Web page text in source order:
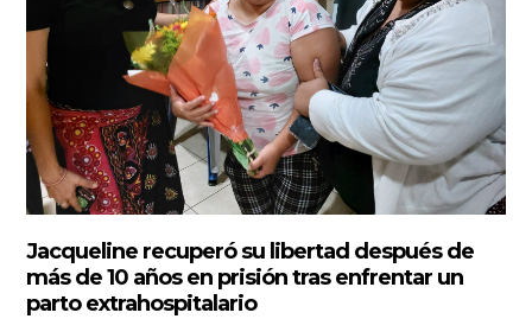
Jacqueline recuperó su libertad después de
más de 10 años en prisión tras enfrentar un
parto extrahospitalario